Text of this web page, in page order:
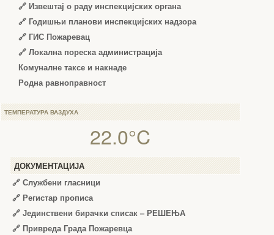
🔗 Извештај о раду инспекцијских органа
🔗 Годишњи планови инспекцијских надзора
🔗 ГИС Пожаревац
🔗 Локална пореска администрација
Комуналне таксе и накнаде
Родна равноправност
ТЕМПЕРАТУРА ВАЗДУХА
22.0°C
ДОКУМЕНТАЦИЈА
🔗 Службени гласници
🔗 Регистар прописа
🔗 Јединствени бирачки списак – РЕШЕЊА
🔗 Привреда Града Пожаревца